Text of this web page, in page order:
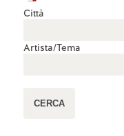
Città
Artista/Tema